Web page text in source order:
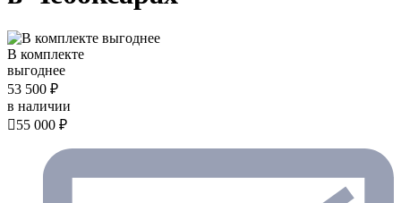
В комплекте
выгоднее
53 500 ₽
в наличии
55 000 ₽